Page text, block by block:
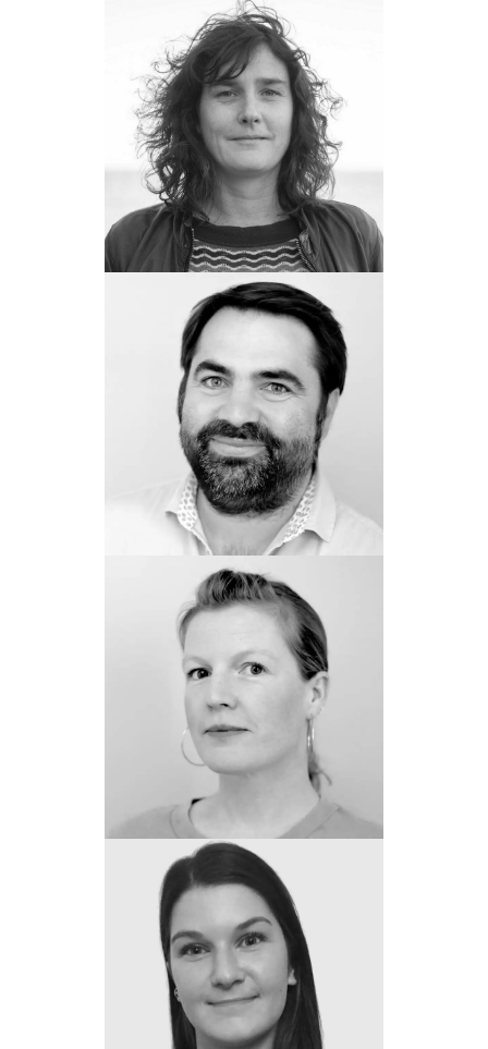
Emmanuelle Jacq
Productrice
Maël Mainguy
Producteur associé
Morgane Carriou
Productrice associée